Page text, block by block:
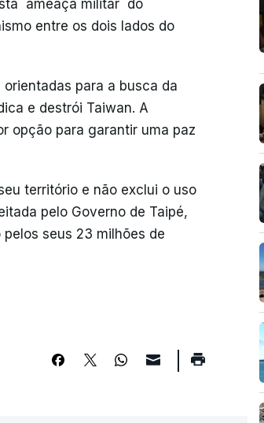
`ameaça militar` do
entre os dois lados do
para a busca da
e destrói Taiwan. A
opção para garantir uma paz
território e não exclui o uso
pelo Governo de Taipé,
seus 23 milhões de